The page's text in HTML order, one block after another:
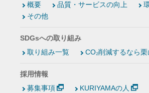
概要
品質・サービスの向上
その他
SDGsへの取り組み
取り組み一覧
CO₂削減するなら
採用情報
募集事項
KURIYAMAの人